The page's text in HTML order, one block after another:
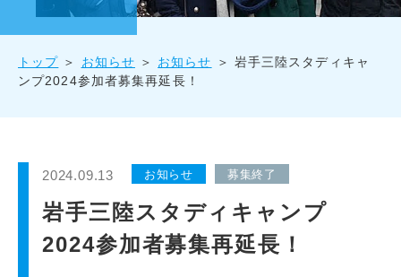
貸会議室
動画紹介
トップ お知らせ お知らせ
岩手三陸スタディキャ
ンプ2024参加者募集再延長！
2024.09.13 お知らせ 募集終了
岩手三陸スタディキャンプ
2024参加者募集再延長！